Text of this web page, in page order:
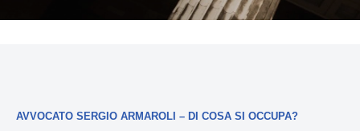
AVVOCATO SERGIO ARMAROLI – DI COSA SI OCCUPA?